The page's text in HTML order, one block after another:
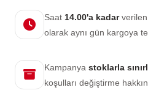
Saat 14.00'a kadarverilen
olarak aynı gün kargoya
Kampanya stoklarla
koşulları değiştirme